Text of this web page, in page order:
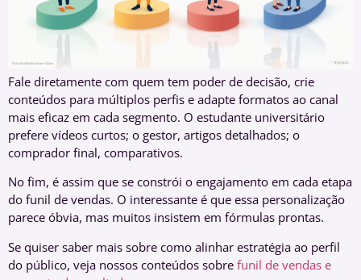
Fale diretamente com quem tem poder de decisão, crie
conteúdos para múltiplos perfis e adapte formatos ao canal
mais eficaz em cada segmento. O estudante universitário
prefere vídeos curtos; o gestor, artigos detalhados; o
comprador final, comparativos.
No fim, é assim que se constrói o engajamento em cada etapa
do funil de vendas. O interessante é que essa personalização
parece óbvia, mas muitos insistem em fórmulas prontas.
Se quiser saber mais sobre como alinhar estratégia ao perfil
do público, veja nossos conteúdos sobre funil de vendas e